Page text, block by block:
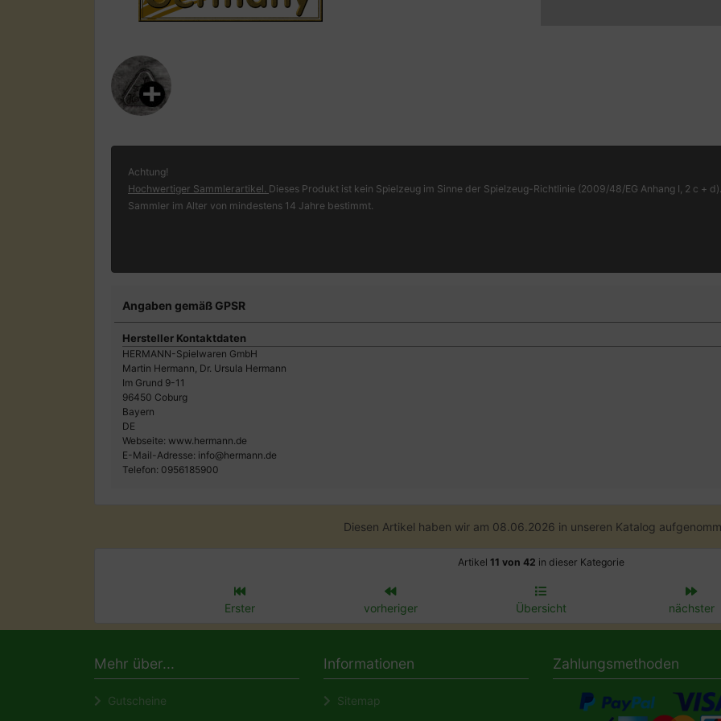
Achtung!
Hochwertiger Sammlerartikel. Dieses Produkt ist kein Spielzeug im Sinne der Spielzeug-Richtlinie (2009/48/EG Anhang I, 2 c +
Sammler im Alter von mindestens 14 Jahre bestimmt.
Angaben gemäß GPSR
Hersteller Kontaktdaten
HERMANN-Spielwaren GmbH
Martin Hermann, Dr. Ursula Hermann
Im Grund 9-11
96450 Coburg
Bayern
DE
Webseite: www.hermann.de
E-Mail-Adresse: info@hermann.de
Telefon: 0956185900
Diesen Artikel haben wir am 08.06.2026 in unseren Katalog
Artikel 11 von 42 in dieser Kategorie
Erster vorheriger Übersicht nächster
Mehr über...
Gutscheine
Informationen
Sitemap
Zahlungsmethoden